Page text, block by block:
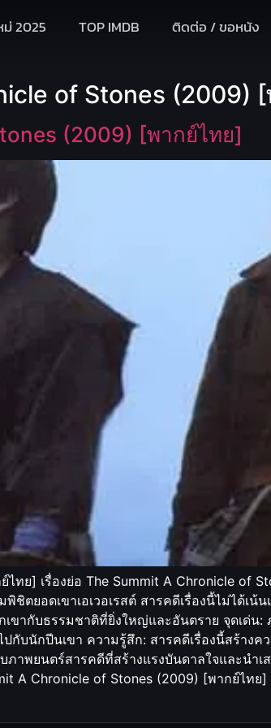
2025 TOP IMDB ติดต่อ / ขอหนัง
of Stones (2009)
(2009) [พากย์ไทย]
ทย] เรื่องย่อ The Summit A Chronicle of
ยอดเขาเอเวอเรสต์ สารคดีเรื่องนี้ไม่ได้เน้น
ากับธรรมชาติที่ยิ่งใหญ่และอันตราย จุดเด่น:
กับนักปีนเขา ความรู้สึก: สารคดีเรื่องนี้สร้า
พยนตร์สารคดีที่สร้างแรงบันดาลใจและนำ
A Chronicle of Stones (2009) [พากย์ไท